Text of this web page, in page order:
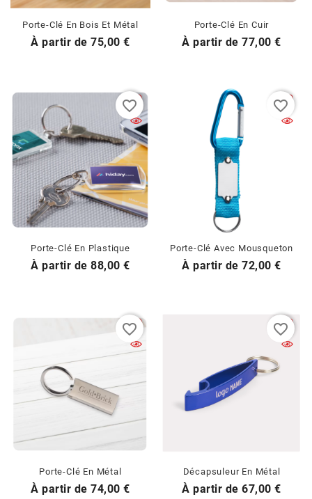
Porte-Clé En Bois Et Métal
À partir dePrix
75,00 €
Porte-Clé En Cuir
À partir dePrix
77,00 €
Porte-Clé En Plastique
À partir dePrix
88,00 €
favorite_border
Porte-Clé Avec Mousqueton
À partir dePrix
72,00 €
favorite_border
Porte-Clé En Métal
À partir dePrix
74,00 €
favorite_border
Décapsuleur En Métal
À partir dePrix
67,00 €
favorite_border